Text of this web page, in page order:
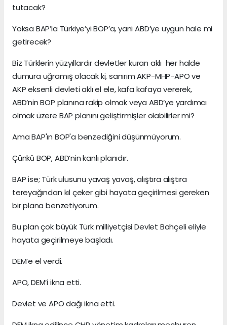
tutacak?
Yoksa BAP’la Türkiye’yi BOP’a, yani ABD’ye uygun hale mi
getirecek?
Biz Türklerin yüzyıllardır devletler kuran aklı her halde
dumura uğramış olacak ki, sanırım AKP-MHP-APO ve
AKP eksenli devleti aklı el ele, kafa kafaya vererek,
ABD’nin BOP planına rakip olmak veya ABD’ye yardımcı
olmak üzere BAP planını geliştirmişler olabilirler mi?
Ama BAP'ın BOP'a benzediğini düşünmüyorum.
Çünkü BOP, ABD’nin kanlı planıdır.
BAP ise; Türk ulusunu yavaş yavaş, alıştıra alıştıra
tereyağından kıl çeker gibi hayata geçirilmesi gereken
bir plana benzetiyorum.
Bu plan çok büyük Türk milliyetçisi Devlet Bahçeli eliyle
hayata geçirilmeye başladı.
DEM’e el verdi.
APO, DEM’i ikna etti.
Devlet ve APO dağı ikna etti.